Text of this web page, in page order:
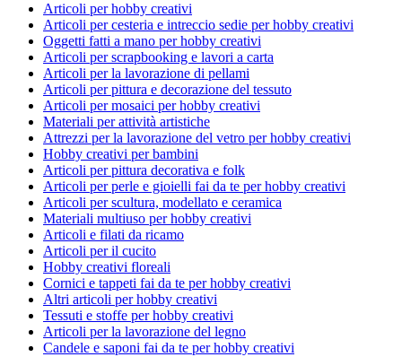
Articoli per hobby creativi
Articoli per cesteria e intreccio sedie per hobby creativi
Oggetti fatti a mano per hobby creativi
Articoli per scrapbooking e lavori a carta
Articoli per la lavorazione di pellami
Articoli per pittura e decorazione del tessuto
Articoli per mosaici per hobby creativi
Materiali per attività artistiche
Attrezzi per la lavorazione del vetro per hobby creativi
Hobby creativi per bambini
Articoli per pittura decorativa e folk
Articoli per perle e gioielli fai da te per hobby creativi
Articoli per scultura, modellato e ceramica
Materiali multiuso per hobby creativi
Articoli e filati da ricamo
Articoli per il cucito
Hobby creativi floreali
Cornici e tappeti fai da te per hobby creativi
Altri articoli per hobby creativi
Tessuti e stoffe per hobby creativi
Articoli per la lavorazione del legno
Candele e saponi fai da te per hobby creativi